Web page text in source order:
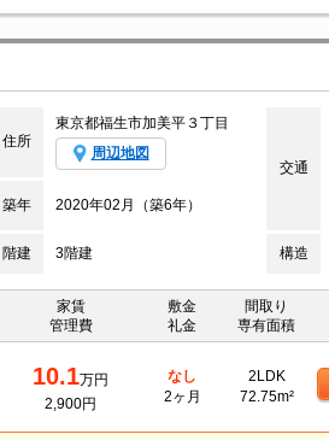
住所
東京都福生市加美平３丁目
周辺地図
交通
築年
2020年02月（築6年）
階建 3階建 構造
家賃
管理費
敷金
礼金
間取り
専有面積
10.1万円
2,900円
なし
2ヶ月
2LDK
72.75m²